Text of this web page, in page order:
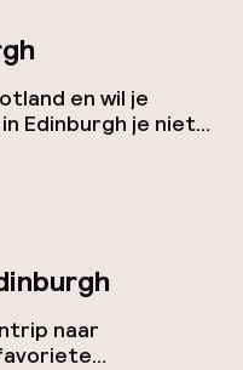
stad. Het interieur
en wil je
Edinburgh je niet
Street, is
van het land.
naar